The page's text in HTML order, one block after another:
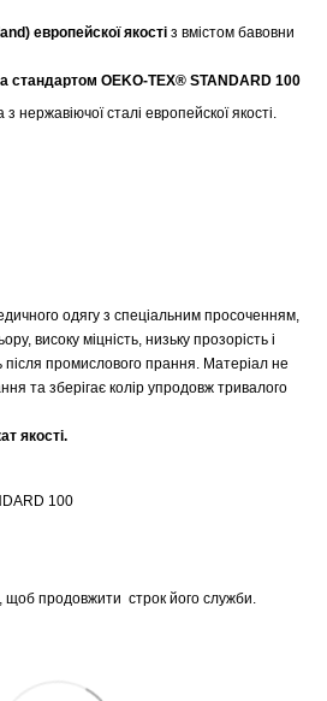
европейскої якості з вмістом бавовни
стандартом OEKO-TEX® STANDARD 100
нержавіючої сталі европейскої якості.
одягу з спеціальним просоченням,
, високу міцність, низьку прозорість і
після промислового прання. Матеріал не
та зберігає колір упродовж тривалого
якості.
100
щоб продовжити строк його служби.